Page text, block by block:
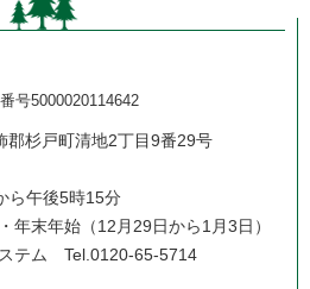
号5000020114642
郡杉戸町清地2丁目9番29号
ら午後5時15分
年末年始（12月29日から1月3日）
テム Tel.0120-65-5714